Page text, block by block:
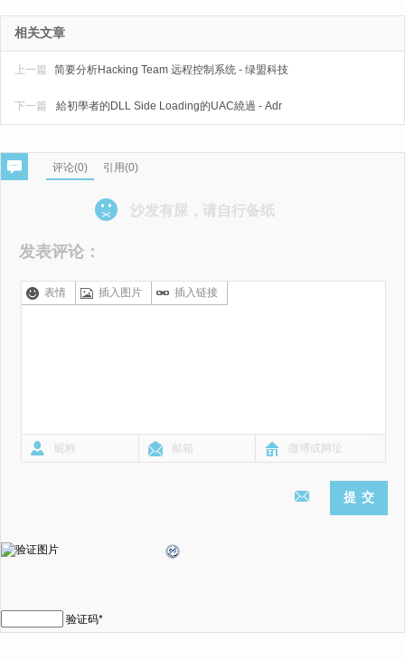
相关文章
上一篇 简要分析Hacking Team 远程控制系统 - 绿盟科技
給初學者的DLL Side Loading的UAC繞過 - Adr
下一篇
评论(0) 引用(0)
沙发有屎，请自行备纸
发表评论：
表情 插入图片 插入链接
验证码*